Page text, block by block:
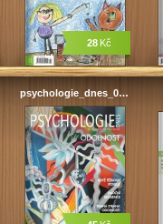
28Kč
psychologie_dnes_0…